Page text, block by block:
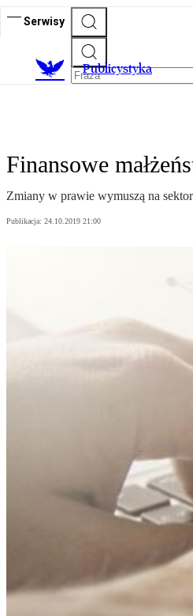
Serwisy
Publicystyka
Finansowe
Zmiany w prawie wymuszą na
Publikacja: 24.10.2019 21:00